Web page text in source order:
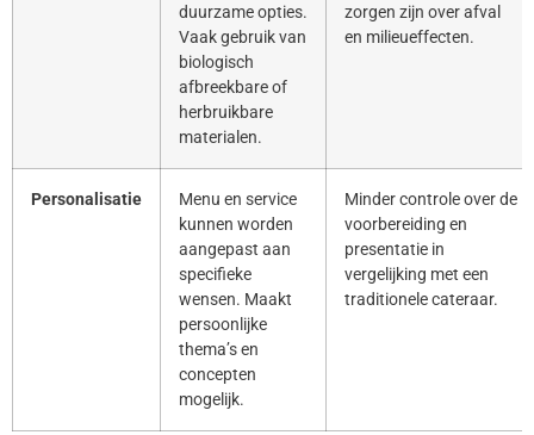
duurzame opties.
Vaak gebruik van
biologisch
afbreekbare of
herbruikbare
materialen.
zorgen zijn over afval
en milieueffecten.
Personalisatie
Menu en service
kunnen worden
aangepast aan
specifieke
wensen. Maakt
persoonlijke
thema’s en
concepten
mogelijk.
Minder controle over de
voorbereiding en
presentatie in
vergelijking met een
traditionele cateraar.